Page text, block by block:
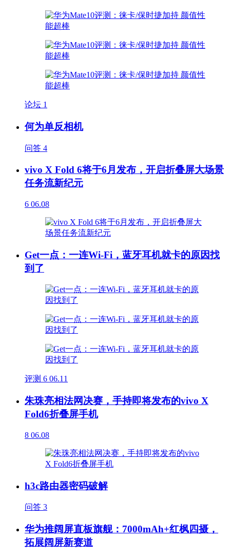
论坛 1
何为单反相机
问答 4
vivo X Fold 6将于6月发布，开启折叠屏大场景
任务流新纪元
6 06.08
Get一点：一连Wi-Fi，蓝牙耳机就卡的原因找
到了
评测 6 06.11
朱珠亮相法网决赛，手持即将发布的vivo X
Fold6折叠屏手机
8 06.08
h3c路由器密码破解
问答 3
华为推阔屏直板旗舰：7000mAh+红枫四摄，
拓展阔屏新赛道